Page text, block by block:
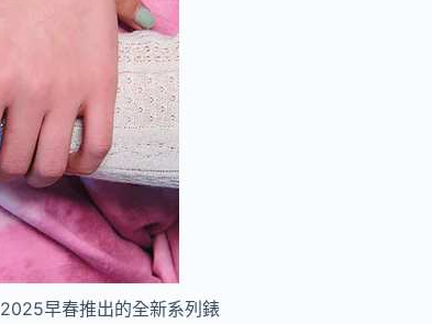
2025早春推出的全新系列錶